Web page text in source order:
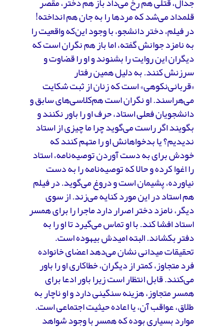
قلمداد می‌شد که مردها را به جان هم انداخته!
در فیلم، دختر دانشجو، با وجود این‌که واقعیت را
به نامزد جوانش گفته، اما باز هم نگران است که
دیگران این روایت را بشنوند و او را قضاوت و
سرزنش کنند. به دلیل همین رفتار
«قربانی‌نکوهی» است که زنان از ثبت شکایت
می‌هراسند. او نگران است هم‌کلاسی‌های سابق و
دانشجویان فعلی استاد، حرف او را باور نکنند و
بگویند اگر راست می‌گوید چرا ما چیزی از استاد
ندیدیم؟ یا بدخواهانش او را متهم کنند که
خودش برای به دست آوردن توصیه‌نامه، استاد
را اغوا کرده و حالا که توصیه‌نامه را به دست
نیاورده، پشیمان است و دروغ می‌گوید. در فیلم
هم استاد در این مورد کنایه می‌زند. از سوی
دیگر، نامزد دختر اصرار دارد ماجرا را برای همسر
استاد افشا کند. با او تماس می‌گیرد تا او را به
دفتر بکشاند. البته امیدش بیهوده است.
تحقیقات میدانی نشان می‌دهد اعضای خانواده
فرد متجاوز، کمتر از دیگران، خطاکاری او را باور
می‌کنند. قابل انتظار است زیرا باور ادعا برای
همسر متجاوز، هزینه سنگینی دارد و او ناچار به
طلاق، عواقب آن، یا اعاده حیثیت اجتماعی است.
موارد بسیاری بوده که همسر با وجود شواهد